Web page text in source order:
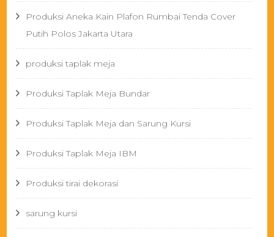
Produksi Aneka Kain Plafon Rumbai Tenda Cover
Putih Polos Jakarta Utara
produksi taplak meja
Produksi Taplak Meja Bundar
Produksi Taplak Meja dan Sarung Kursi
Produksi Taplak Meja IBM
Produksi tirai dekorasi
sarung kursi